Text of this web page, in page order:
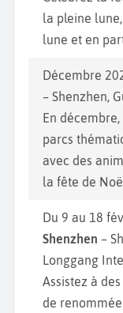
la pleine
lune et en
Décembre
– Shenzhen,
En
parcs
avec des
la fête de
Du 9 au 18
Shenzhen –
Longgang
Assistez à
de